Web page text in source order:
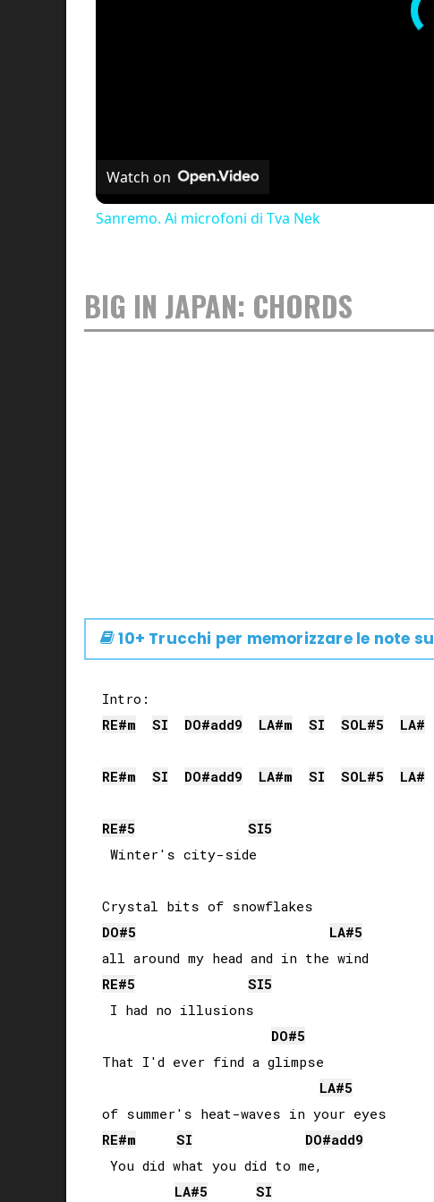
Watch on
Sanremo. Ai microfoni di Tva Nek
BIG IN JAPAN: CHORDS
10+ Trucchi per memorizzare le note su
RE#m SI DO#add9 LA#m SI SOL#5 LA#
RE#m SI DO#add9 LA#m SI SOL#5 LA#
RE#5 SI5
Winter's city-side
DO#5 LA#5
RE#5 SI5
I had no illusions
DO#5
That I'd ever find a glimpse
LA#5
RE#m SI DO#add9
You did what you did to me,
LA#5 SI